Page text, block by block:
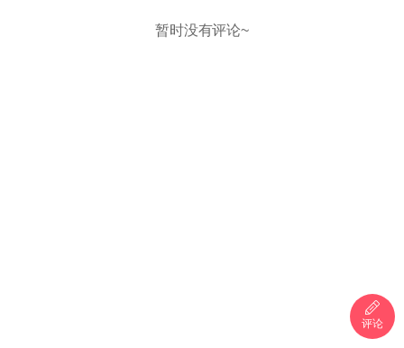
暂时没有评论~
评论